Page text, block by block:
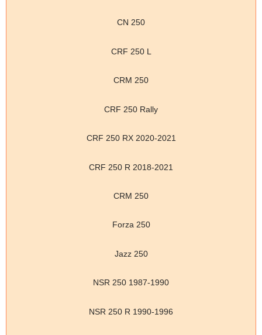
CN 250
CRF 250 L
CRM 250
CRF 250 Rally
CRF 250 RX 2020-2021
CRF 250 R 2018-2021
CRM 250
Forza 250
Jazz 250
NSR 250 1987-1990
NSR 250 R 1990-1996